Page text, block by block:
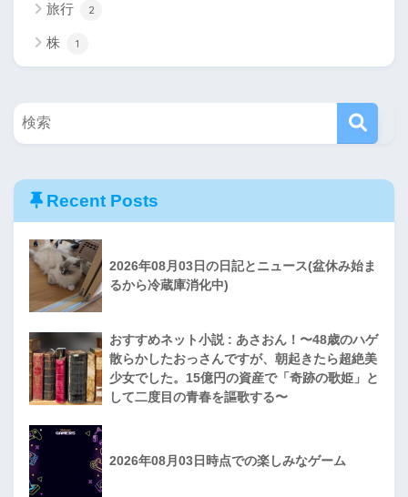
旅行 2
株 1
Recent Posts
2026年08月03日の日記とニュース(盆休み始ま
るから冷蔵庫消化中)
おすすめネット小説 : あさおん！〜48歳のハゲ
散らかしたおっさんですが、朝起きたら超絶美
少女でした。15億円の資産で「奇跡の歌姫」と
して二度目の青春を謳歌する〜
2026年08月03日時点での楽しみなゲーム